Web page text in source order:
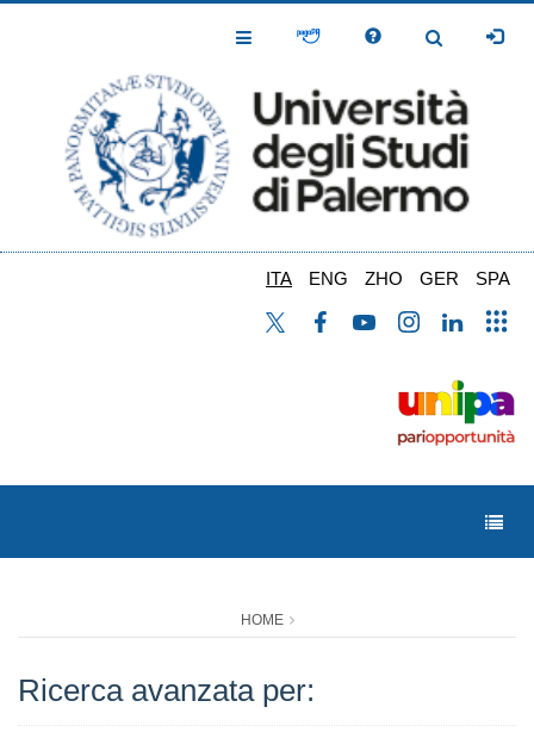
Toggle
Toggle
ITA ENG ZHO GER SPA
HOME
Ricerca avanzata per: